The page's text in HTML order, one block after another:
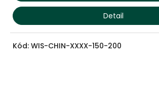
Detail
Kód: WIS-CHIN-XXXX-150-200